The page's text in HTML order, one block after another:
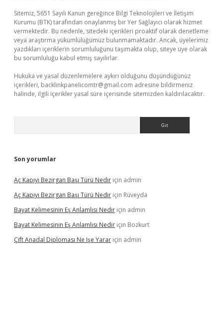
Sitemiz, 5651 Sayılı Kanun gereğince Bilgi Teknolojileri ve İletişim
Kurumu (BTK) tarafından onaylanmış bir Yer Sağlayıcı olarak hizmet
vermektedir. Bu nedenle, sitedeki içerikleri proaktif olarak denetleme
veya araştırma yükümlülüğümüz bulunmamaktadır. Ancak, üyelerimiz
yazdıkları içeriklerin sorumluluğunu taşımakta olup, siteye üye olarak
bu sorumluluğu kabul etmiş sayılırlar.
Hukuka ve yasal düzenlemelere aykırı olduğunu düşündüğünüz
içerikleri, backlinkpanelicomtr@gmail.com adresine bildirmeniz
halinde, ilgili içerikler yasal süre içerisinde sitemizden kaldırılacaktır.
Son yorumlar
Aç Kapıyı Bezirgan Başı Türü Nedir için admin
Aç Kapıyı Bezirgan Başı Türü Nedir için Rüveyda
Bayat Kelimesinin Eş Anlamlısı Nedir için admin
Bayat Kelimesinin Eş Anlamlısı Nedir için Bozkurt
Çift Anadal Diploması Ne Işe Yarar için admin